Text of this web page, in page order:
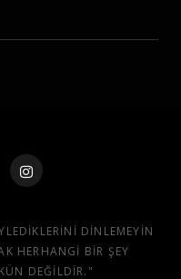
DINLEMEYIN
HERHANGI BIR ŞEY
DEĞILDIR."